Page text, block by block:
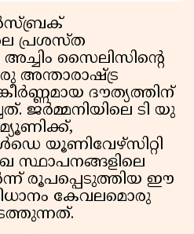
പ്രശസ്ത
അച്ചിം സൈലിസിൻ്റെ
അന്താരാഷ്ട്ര
ദൗത്യത്തിന്
ജർമ്മനിയിലെ ടി യു
യൂണിവേഴ്സിറ്റി
സ്ഥാപനങ്ങളിലെ
രൂപപ്പെടുത്തിയ ഈ
കേവലമൊരു